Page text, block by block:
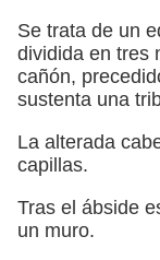
Se trata de un
dividida en tres
cañón,
sustenta una
La alterada
capillas.
Tras el ábside
un muro.